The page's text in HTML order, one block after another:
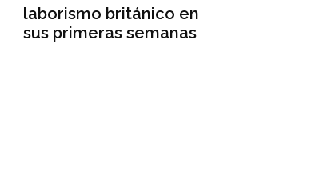
laborismo británico en
sus primeras semanas